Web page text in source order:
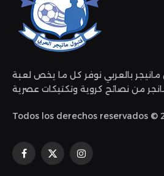
بالعربي نوفر كل ما يخص لعبة
Todos los derechos reservados ©
Facebook
X
Instagram